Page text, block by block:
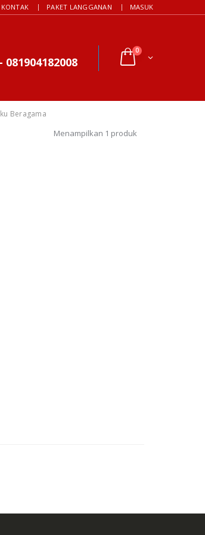
KONTAK PAKET LANGGANAN MASUK
081904182008
0
Beragama
Menampilkan 1 produk